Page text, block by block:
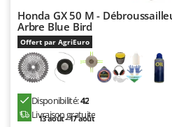
Tornado
Tre Spade
Trev - Abrek - TecnoVIR
Trotec
Troy-Bilt
Honda GX 50 M -
Arbre Blue Bird
Offert par AgriEuro
Disponibilité:42
Livraison gratuite
13 août - 17 août